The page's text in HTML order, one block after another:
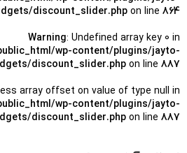
discount_slider.php on line 864
Warning: Undefined array key 0 in
wp-content/plugins/jayto-
discount_slider.php on line 887
array offset on value of type null in
wp-content/plugins/jayto-
discount_slider.php on line 887